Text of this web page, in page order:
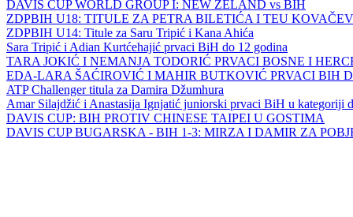
DAVIS CUP WORLD GROUP I: NEW ZELAND vs BIH
ZDPBIH U18: TITULE ZA PETRA BILETIĆA I TEU
ZDPBIH U14: Titule za Saru Tripić i Kana Ahića
Sara Tripić i Adian Kurtćehajić prvaci BiH do 12 godina
TARA JOKIĆ I NEMANJA TODORIĆ PRVACI BOSNE I
EDA-LARA ŠAĆIROVIĆ I MAHIR BUTKOVIĆ PRVACI BIH
ATP Challenger titula za Damira Džumhura
Amar Silajdžić i Anastasija Ignjatić juniorski prvaci BiH u kategoriji
DAVIS CUP: BIH PROTIV CHINESE TAIPEI U GOSTIMA
DAVIS CUP BUGARSKA - BIH 1-3: MIRZA I DAMIR ZA